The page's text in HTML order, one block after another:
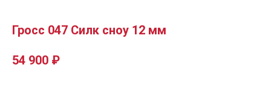
Гросс 047 Силк сноу 12 мм
54 900 ₽